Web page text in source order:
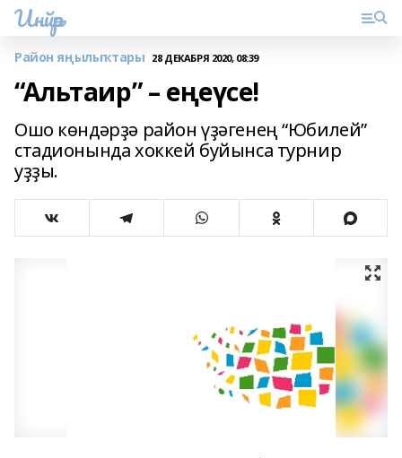
Инйәр
Район яңылыҡтары 28 ДЕКАБРЯ 2020, 08:39
“Альтаир” – еңеүсе!
Ошо көндәрҙә район үҙәгенең “Юбилей”
стадионында хоккей буйынса турнир
уҙҙы.